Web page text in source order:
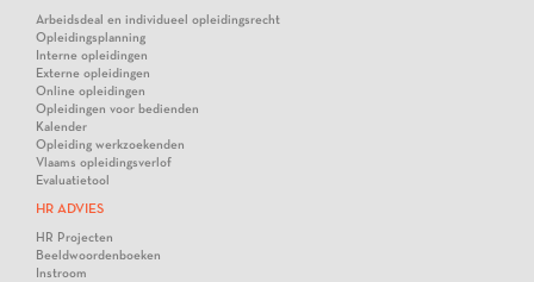
Arbeidsdeal en individueel opleidingsrecht
Opleidingsplanning
Interne opleidingen
Externe opleidingen
Online opleidingen
Opleidingen voor bedienden
Kalender
Opleiding werkzoekenden
Vlaams opleidingsverlof
Evaluatietool
HR ADVIES
HR Projecten
Beeldwoordenboeken
Instroom